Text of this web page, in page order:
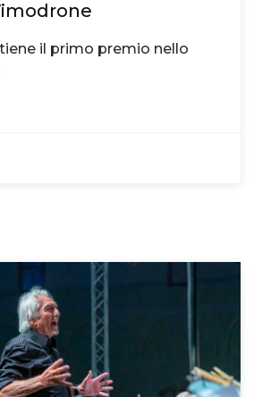
il primo premio nello